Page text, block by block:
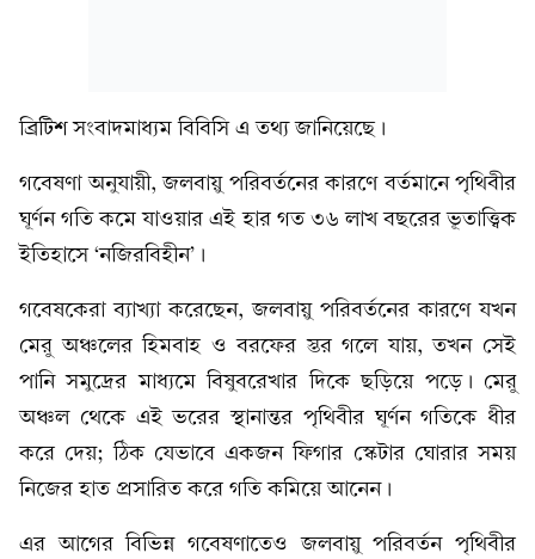
ব্রিটিশ সংবাদমাধ্যম বিবিসি এ তথ্য জানিয়েছে।
গবেষণা অনুযায়ী, জলবায়ু পরিবর্তনের কারণে বর্তমানে পৃথিবীর
ঘূর্ণন গতি কমে যাওয়ার এই হার গত ৩৬ লাখ বছরের ভূতাত্ত্বিক
ইতিহাসে ‘নজিরবিহীন’।
গবেষকেরা ব্যাখ্যা করেছেন, জলবায়ু পরিবর্তনের কারণে যখন
মেরু অঞ্চলের হিমবাহ ও বরফের স্তর গলে যায়, তখন সেই
পানি সমুদ্রের মাধ্যমে বিষুবরেখার দিকে ছড়িয়ে পড়ে। মেরু
অঞ্চল থেকে এই ভরের স্থানান্তর পৃথিবীর ঘূর্ণন গতিকে ধীর
করে দেয়; ঠিক যেভাবে একজন ফিগার স্কেটার ঘোরার সময়
নিজের হাত প্রসারিত করে গতি কমিয়ে আনেন।
এর আগের বিভিন্ন গবেষণাতেও জলবায়ু পরিবর্তন পৃথিবীর